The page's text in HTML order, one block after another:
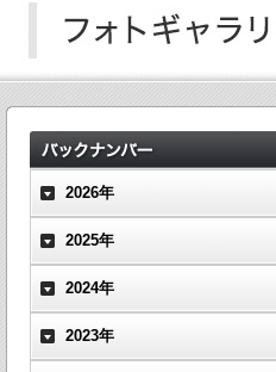
2026年
2025年
2024年
2023年